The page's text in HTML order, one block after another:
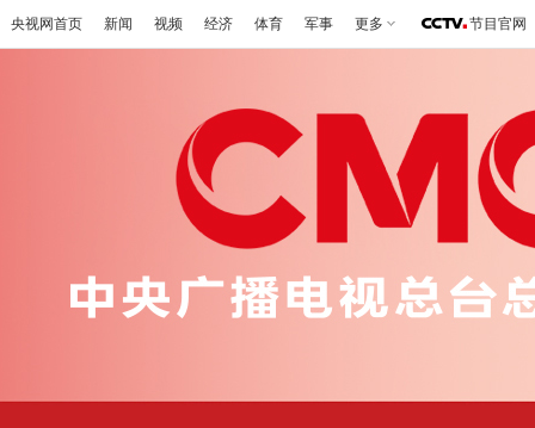
央视网首页 新闻 视频 经济 体育 军事 更多 节目官网